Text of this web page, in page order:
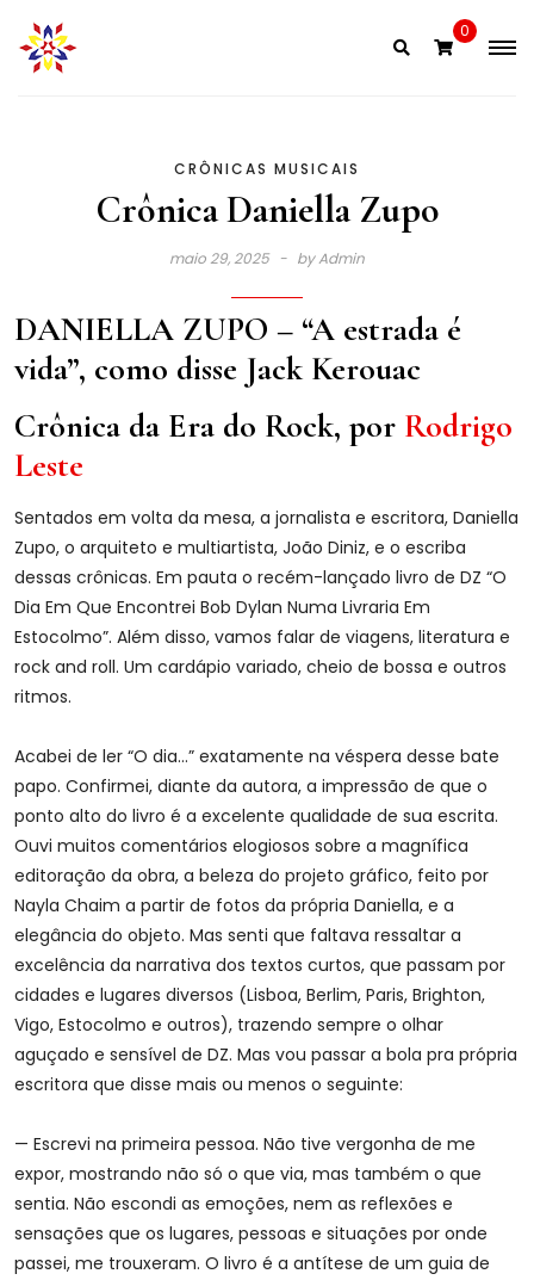
content
0
CRÔNICAS MUSICAIS
Crônica Daniella Zupo
maio 29, 2025 byAdmin
DANIELLA ZUPO – “A estrada é
vida”, como disse Jack Kerouac
Crônica da Era do Rock, por Rodrigo
Leste
Sentados em volta da mesa, a jornalista e escritora, Daniella
Zupo, o arquiteto e multiartista, João Diniz, e o escriba
dessas crônicas. Em pauta o recém-lançado livro de DZ “O
Dia Em Que Encontrei Bob Dylan Numa Livraria Em
Estocolmo”. Além disso, vamos falar de viagens, literatura e
rock and roll. Um cardápio variado, cheio de bossa e outros
ritmos.
Acabei de ler “O dia…” exatamente na véspera desse bate
papo. Confirmei, diante da autora, a impressão de que o
ponto alto do livro é a excelente qualidade de sua escrita.
Ouvi muitos comentários elogiosos sobre a magnífica
editoração da obra, a beleza do projeto gráfico, feito por
Nayla Chaim a partir de fotos da própria Daniella, e a
elegância do objeto. Mas senti que faltava ressaltar a
excelência da narrativa dos textos curtos, que passam por
cidades e lugares diversos (Lisboa, Berlim, Paris, Brighton,
Vigo, Estocolmo e outros), trazendo sempre o olhar
aguçado e sensível de DZ. Mas vou passar a bola pra própria
escritora que disse mais ou menos o seguinte:
— Escrevi na primeira pessoa. Não tive vergonha de me
expor, mostrando não só o que via, mas também o que
sentia. Não escondi as emoções, nem as reflexões e
sensações que os lugares, pessoas e situações por onde
passei, me trouxeram. O livro é a antítese de um guia de